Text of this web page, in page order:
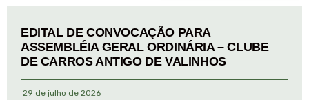
EDITAL DE CONVOCAÇÃO PARA
ASSEMBLÉIA GERAL ORDINÁRIA – CLUBE
DE CARROS ANTIGO DE VALINHOS
29 de julho de 2026